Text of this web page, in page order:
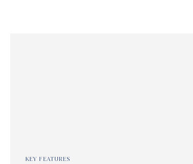
KEY FEATURES